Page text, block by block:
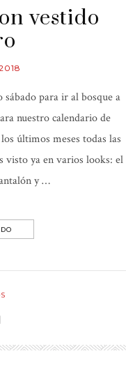
vestido
para ir al bosque a
nuestro calendario de
últimos meses todas las
visto ya en varios looks: el
y …